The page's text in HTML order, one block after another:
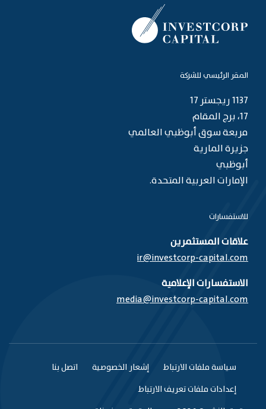
المقر الرئيسي للشركة
1137 ريجستر 17
17، برج المقام
مربعة سوق أبوظبي العالمي
جزيرة المارية
أبوظبي
الإمارات العربية المتحدة.
للاستفسارات
علاقات المستثمرين
ir@investcorp-capital.com
الاستفسارات الإعلامية
media@investcorp-capital.com
سياسة ملفات الارتباط إشعار الخصوصية
اتصل بنا
إعدادات ملفات تعريف الارتباط